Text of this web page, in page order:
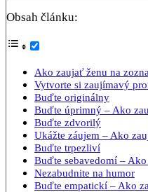
Obsah článku:
Ako zaujať ženu na
Vytvorte si zaujímavý
Buďte originálny
Buďte úprimný – Ako
Buďte zdvorilý
Ukážte záujem – Ako
Buďte trpezliví
Buďte sebavedomí –
Nezabudnite na humor
Buďte empatickí – Ako